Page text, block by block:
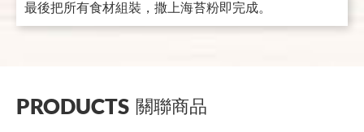
最後把所有食材組裝，撒上海苔粉即完成。
PRODUCTS 關聯商品